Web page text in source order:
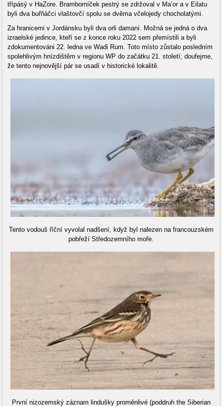
třípásý v HaZore. Bramborníček pestrý se zdržoval v Ma’or a v Eilatu
byli dva buřňáčci vlaštovčí spolu se dvěma včelojedy chocholatými.
Za hranicemi v Jordánsku byli dva orli damaní. Možná se jedná o dva
izraelské jedince, kteří se z konce roku 2022 sem přemístili a byli
zdokumentováni 22. ledna ve Wadi Rum. Toto místo zůstalo posledním
spolehlivým hnízdištěm v regionu WP do začátku 21. století; doufejme,
že tento nejnovější pár se usadí v historické lokalitě.
Tento vodouš říční vyvolal nadšení, když byl nalezen na francouzském
pobřeží Středozemního moře.
První nizozemský záznam lindušky proměnlivé (poddruh the Siberian